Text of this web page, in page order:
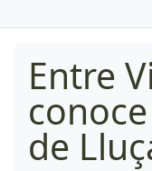
Entre
de